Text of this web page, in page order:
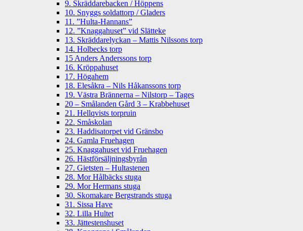
9. Skräddarebacken / Höppens
10. Snyggs soldattorp / Gladers
11. ”Hulta-Hannans”
12. ”Knaggahuset” vid Slätteke
13. Skräddarelyckan – Mattis Nilssons torp
14. Holbecks torp
15 Anders Anderssons torp
16. Kröppahuset
17. Högahem
18. Elesåkra – Nils Håkanssons torp
19. Västra Brännerna – Nilstorp – Tages
20 – Smålanden Gård 3 – Krabbehuset
21. Hellqvists torpruin
22. Småskolan
23. Haddisatorpet vid Gränsbo
24. Gamla Fruehagen
25. Knaggahuset vid Fruehagen
26. Hästförsäljningsbyrån
27. Gietsten – Hultastenen
28. Mor Hålbäcks stuga
29. Mor Hermans stuga
30. Skomakare Bergstrands stuga
31. Sissa Have
32. Lilla Hultet
33. Jättestenshuset